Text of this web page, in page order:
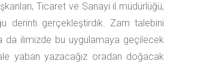
Ticaret ve Sanayi il müdürlüğü,
derinti gerçekleştirdik. Zam talebini
da ilimizde bu uygulamaya geçilecek
yaban yazacağız oradan doğacak